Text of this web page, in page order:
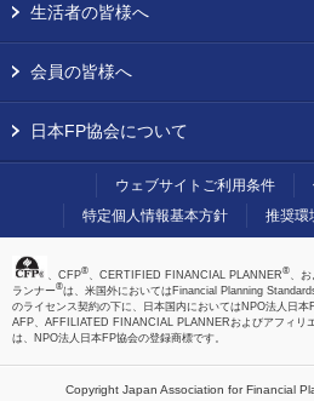
上へ
生活者の皆様へ
会員の皆様へ
日本FP協会について
ウェブサイトご利用条件
特定個人情報基本方針
推奨環
、CFP® 、CERTIFIED FINANCIAL PLANNER® 、
ランナー®は、米国外においてはFinancial Planning
のライセンス契約の下に、日本国内においてはNPO法人日本
AFP、AFFILIATED FINANCIAL PLANNERおよびアフィリ
は、NPO法人日本FP協会の登録商標です。
Copyright Japan Association for Financial